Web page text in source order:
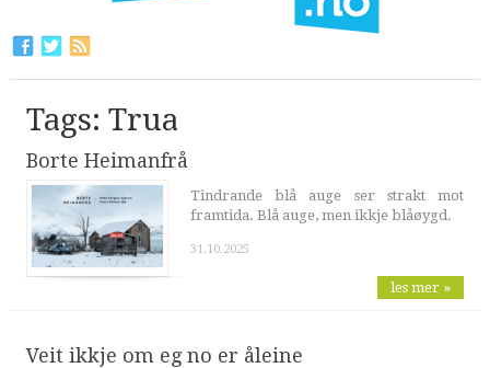
Tags: Trua
Borte Heimanfrå
Tindrande blå auge ser strakt mot
framtida. Blå auge, men ikkje blåøygd.
31.10.2025
les mer »
Veit ikkje om eg no er åleine